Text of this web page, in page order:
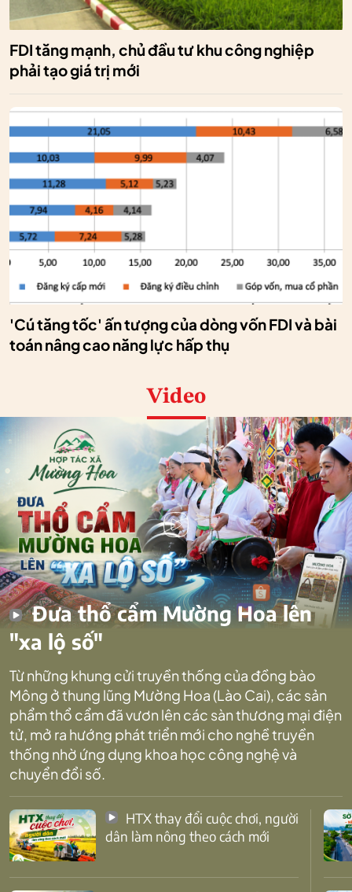
FDI tăng mạnh, chủ đầu tư khu công nghiệp
phải tạo giá trị mới
'Cú tăng tốc' ấn tượng của dòng vốn FDI và bài
toán nâng cao năng lực hấp thụ
Video
Đưa thổ cẩm Mường Hoa lên
"xa lộ số"
Từ những khung cửi truyền thống của đồng bào
Mông ở thung lũng Mường Hoa (Lào Cai), các sản
phẩm thổ cẩm đã vươn lên các sàn thương mại điện
tử, mở ra hướng phát triển mới cho nghề truyền
thống nhờ ứng dụng khoa học công nghệ và
chuyển đổi số.
dân làm nông theo cách mới